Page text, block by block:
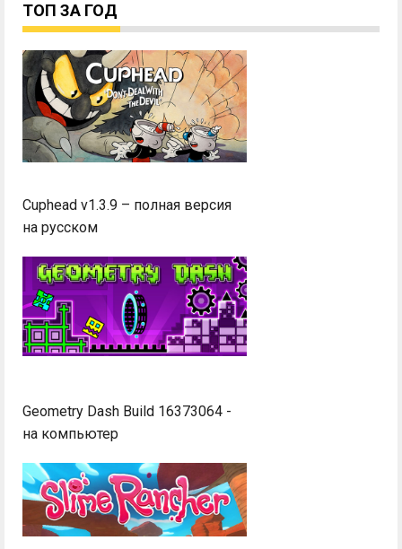
ТОП ЗА ГОД
Cuphead v1.3.9 – полная версия
на русском
Geometry Dash Build 16373064 -
на компьютер